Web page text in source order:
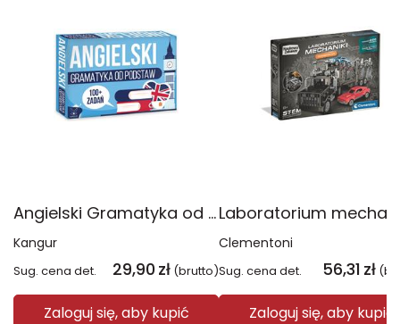
Angielski Gramatyka od podstaw
Kangur
Sug. cena det. 29,90 zł (brutto)
Zaloguj się, aby kupić
Clementoni
Sug. cena det. 56,31 zł
Zaloguj się, aby kupić